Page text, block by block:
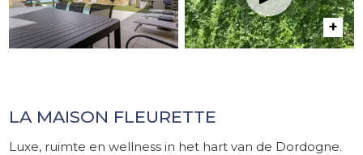
LA MAISON FLEURETTE
Luxe, ruimte en wellness in het hart van de Dordogne.